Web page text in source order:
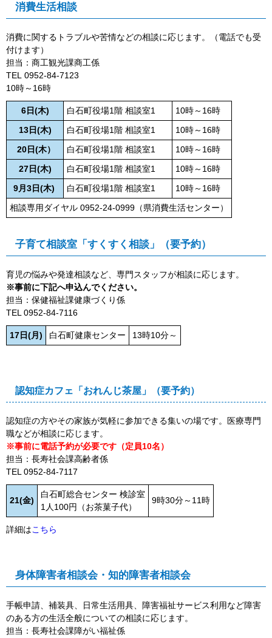
消費生活相談
消費に関するトラブルや苦情などの相談に応じます。（電話でも受
付けます）
担当：商工観光課商工係
TEL 0952‐84‐7123
10時～16時​
6日(木) 白石町役場1階 相談室1
10時～16時
13日(木)
白石町役場1階 相談室1
10時～16時
20日(木）
白石町役場1階 相談室1
10時～16時
27日(木)
白石町役場1階 相談室1
10時～16時
9月3日(木)
白石町役場1階 相談室1
10時～16時
相談専用ダイヤル 0952-24-0999（県消費生活センター）
子育て相談室「すくすく相談」（要予約）
育児の悩みや発達相談など、専門スタッフが相談に応じます。
※事前に下記へ申込んでください。
担当：保健福祉課健康づくり係
TEL 0952-84-7116
17日(月) 白石町健康センター 13時10分～
認知症カフェ「おれんじ茶屋」（要予約）
認知症の方やその家族が気軽に参加できる集いの場です。医療専門
職などが相談に応じます。
※事前に電話予約が必要です（定員10名）
担当：長寿社会課高齢者係
TEL 0952-84-7117
21(金)
白石町総合センター 検診室
1人100円（お茶菓子代）
9時30分～11時
詳細はこちら
身体障害者相談会・知的障害者相談会
手帳申請、補装具、日常生活用具、障害福祉サービス利用など障害
のある方の生活全般についての相談に応じます。
担当： 長寿社会課障がい福祉係